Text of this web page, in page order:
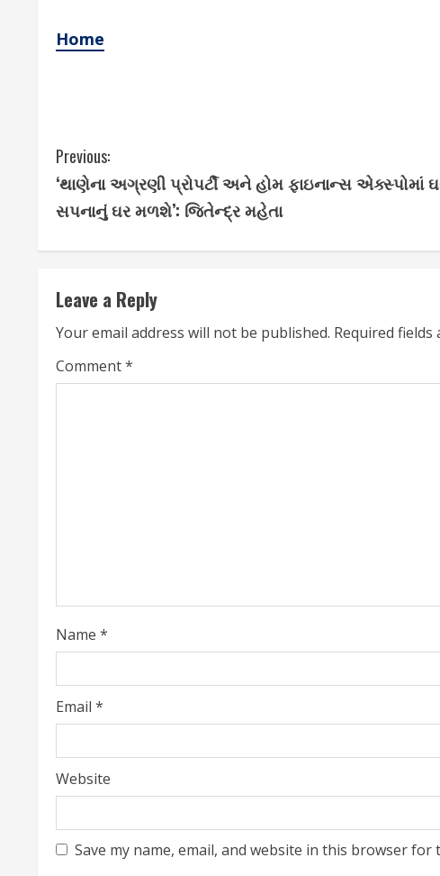
Home
C
o
i
n
u
i
n
g
Previous:
‘થાણેના અગ્રણી પ્રોપર્ટી અને હોમ ફાઇનાન્સ એક્સ્પોમાં
સપનાનું ઘર મળશે’: જિતેન્દ્ર મહેતા
Leave a Reply
Your email address will not be published. Required fields
Comment*
Name *
Email *
Website
Save my name, email, and website in this browser for